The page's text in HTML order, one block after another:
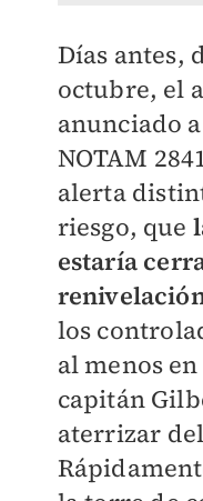
Días antes,
octubre, el
anunciado
NOTAM
alerta
riesgo, que
estaría
los
al menos en
capitán
aterrizar